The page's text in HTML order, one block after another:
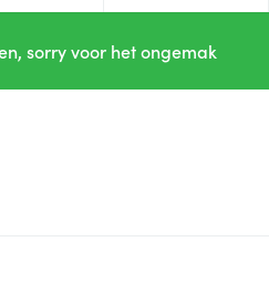
sorry voor het ongemak